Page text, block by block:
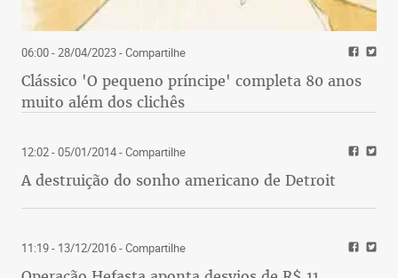
06:00 - 28/04/2023- Compartilhe
Clássico 'O pequeno príncipe' completa 80 anos
muito além dos clichês
12:02 - 05/01/2014- Compartilhe
A destruição do sonho americano de Detroit
11:19 - 13/12/2016- Compartilhe